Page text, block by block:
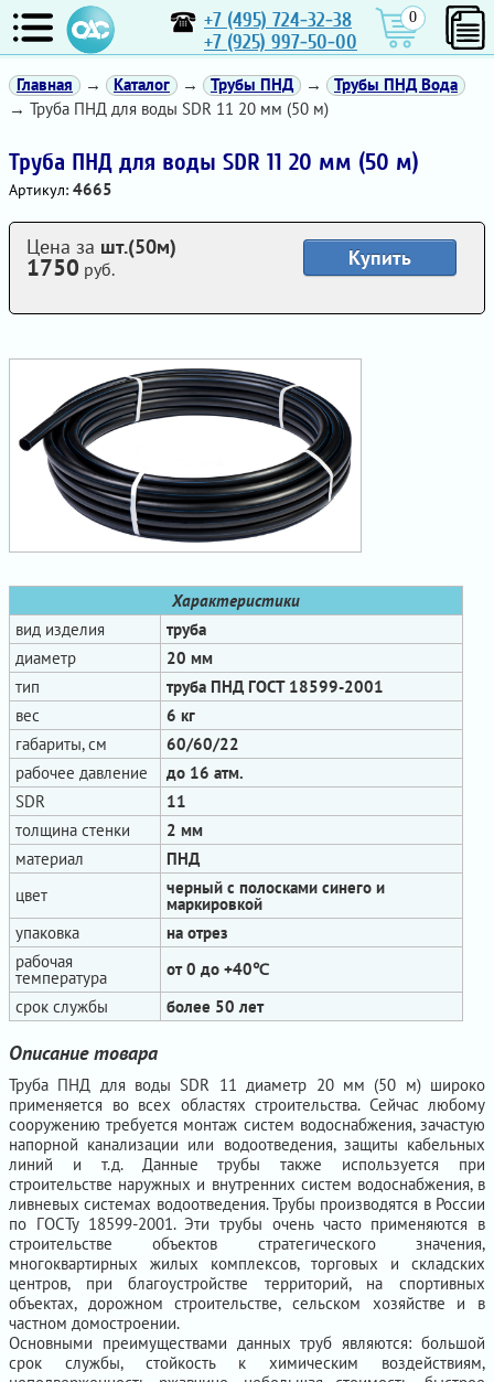
+7 (495) 724-32-38
+7 (925) 997-50-00
0
Главная → Каталог → Трубы ПНД →
Трубы ПНД Вода
→ Труба ПНД для воды SDR 11 20 мм (50 м)
Труба ПНД для воды SDR 11 20 мм (50 м)
Артикул: 4665
Характеристики
вид изделия
труба
диаметр
20 мм
тип
труба ПНД ГОСТ 18599-2001
вес
6 кг
габариты, см
60/60/22
рабочее давление
до 16 атм.
SDR
11
толщина стенки
2 мм
материал
ПНД
цвет
черный с полосками синего и
маркировкой
упаковка
на отрез
рабочая
температура
от 0 до +40℃
срок службы
более 50 лет
Купить
Цена за шт.(50м)
1750 руб.
Описание товара
Труба ПНД для воды SDR 11 диаметр 20 мм (50 м) широко
применяется во всех областях строительства. Сейчас любому
сооружению требуется монтаж систем водоснабжения, зачастую
напорной канализации или водоотведения, защиты кабельных
линий и т.д. Данные трубы также используется при
строительстве наружных и внутренних систем водоснабжения, в
ливневых системах водоотведения. Трубы производятся в России
по ГОСТу 18599-2001. Эти трубы очень часто применяются в
строительстве объектов стратегического значения,
многоквартирных жилых комплексов, торговых и складских
центров, при благоустройстве территорий, на спортивных
объектах, дорожном строительстве, сельском хозяйстве и в
частном домостроении.
Основными преимуществами данных труб являются: большой
срок службы, стойкость к химическим воздействиям,